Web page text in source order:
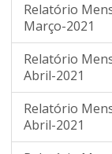
Relatório
Março-2021
Relatório
Abril-2021
Relatório
Abril-2021